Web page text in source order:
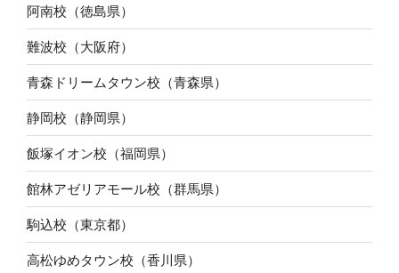
阿南校（徳島県）
難波校（大阪府）
青森ドリームタウン校（青森県）
静岡校（静岡県）
飯塚イオン校（福岡県）
館林アゼリアモール校（群馬県）
駒込校（東京都）
高松ゆめタウン校（香川県）